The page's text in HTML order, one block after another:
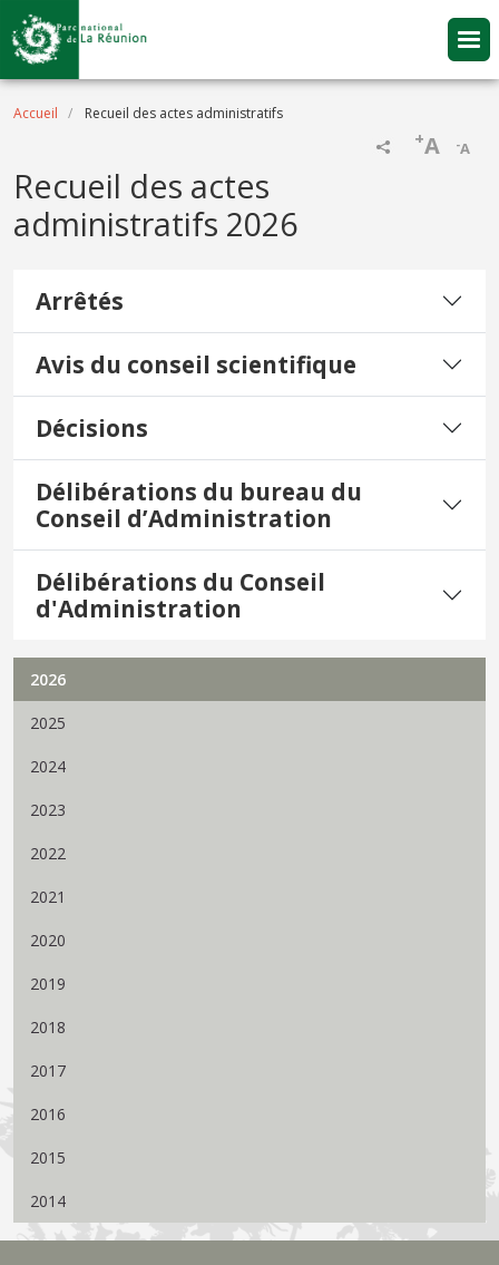
Aller au contenu principal
Fil d'Ariane
Accueil Recueil des actes administratifs
-A
+A
Recueil des actes
administratifs 2026
Arrêtés
Avis du conseil scientifique
Décisions
Délibérations du bureau du
Conseil d’Administration
Délibérations du Conseil
d'Administration
2026
2025
2024
2023
2022
2021
2020
2019
2018
2017
2016
2015
2014